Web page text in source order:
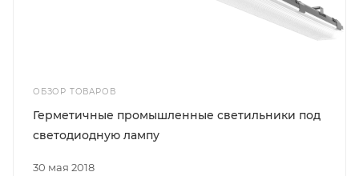
ОБЗОР ТОВАРОВ
30 мая 2018
Герметичные промышленные светильники под
светодиодную лампу